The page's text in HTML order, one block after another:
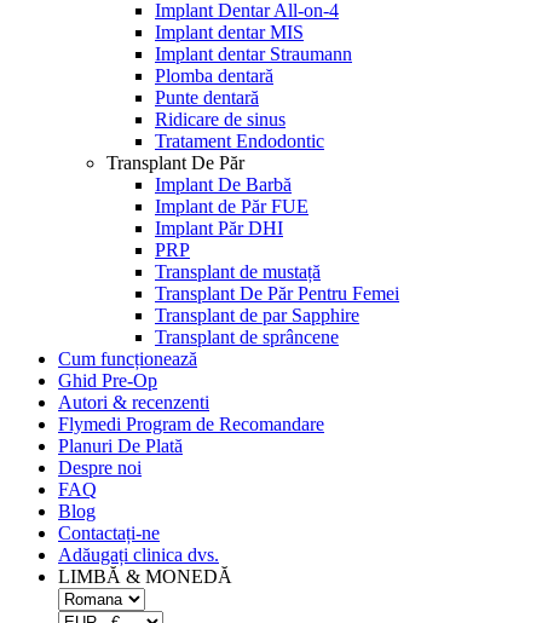
Implant Dentar All-on-4
Implant dentar MIS
Implant dentar Straumann
Plomba dentară
Punte dentară
Ridicare de sinus
Tratament Endodontic
Transplant De Păr
Implant De Barbă
Implant de Păr FUE
Implant Păr DHI
PRP
Transplant de mustață
Transplant De Păr Pentru Femei
Transplant de par Sapphire
Transplant de sprâncene
Cum funcționează
Ghid Pre-Op
Autori & recenzenti
Flymedi Program de Recomandare
Planuri De Plată
Despre noi
FAQ
Blog
Contactați-ne
Adăugați clinica dvs.
LIMBĂ & MONEDĂ